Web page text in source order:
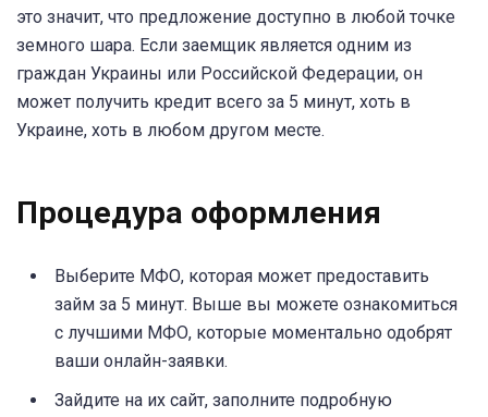
это значит, что предложение доступно в любой точке
земного шара. Если заемщик является одним из
граждан Украины или Российской Федерации, он
может получить кредит всего за 5 минут, хоть в
Украине, хоть в любом другом месте.
Процедура оформления
Выберите МФО, которая может предоставить
займ за 5 минут. Выше вы можете ознакомиться
с лучшими МФО, которые моментально одобрят
ваши онлайн-заявки.
Зайдите на их сайт, заполните подробную